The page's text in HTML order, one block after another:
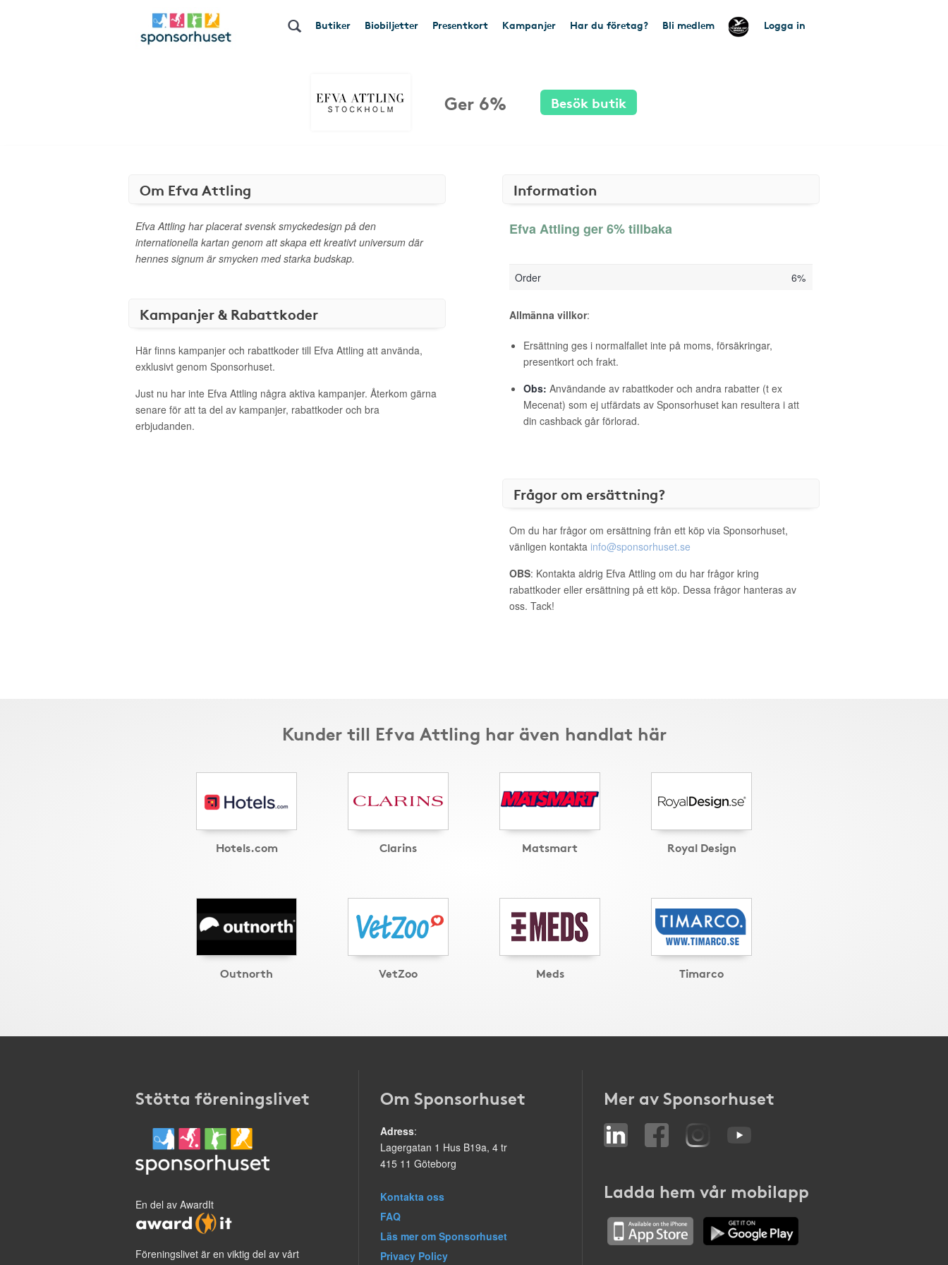
Butiker Biobiljetter Presentkort Kampanjer Har du företag? Bli medlem Logga in
Ger 6% Besök butik
Om Efva Attling
Efva Attling har placerat svensk smyckedesign på den
internationella kartan genom att skapa ett kreativt universum där
hennes signum är smycken med starka budskap.
Kampanjer & Rabattkoder
Här finns kampanjer och rabattkoder till Efva Attling att använda,
exklusivt genom Sponsorhuset.
Just nu har inte Efva Attling några aktiva kampanjer. Återkom gärna
senare för att ta del av kampanjer, rabattkoder och bra
erbjudanden.
Information
Efva Attling ger 6% tillbaka
Order 6%
Allmänna villkor:
Ersättning ges i normalfallet inte på moms, försäkringar,
presentkort och frakt.
Obs: Användande av rabattkoder och andra rabatter (t ex
Mecenat) som ej utfärdats av Sponsorhuset kan resultera i att
din cashback går förlorad.
Frågor om ersättning?
Om du har frågor om ersättning från ett köp via Sponsorhuset,
vänligen kontakta info@sponsorhuset.se
OBS: Kontakta aldrig Efva Attling om du har frågor kring
rabattkoder eller ersättning på ett köp. Dessa frågor hanteras av
oss. Tack!
Kunder till Efva Attling har även handlat här
Hotels.com Clarins Matsmart Royal Design
Outnorth VetZoo Meds Timarco
Stötta föreningslivet
En del av AwardIt
Föreningslivet är en viktig del av vårt
Om Sponsorhuset
Adress:
Lagergatan 1 Hus B19a, 4 tr
415 11 Göteborg
Kontakta oss
FAQ
Läs mer om Sponsorhuset
Privacy Policy
Mer av Sponsorhuset
Ladda hem vår mobilapp